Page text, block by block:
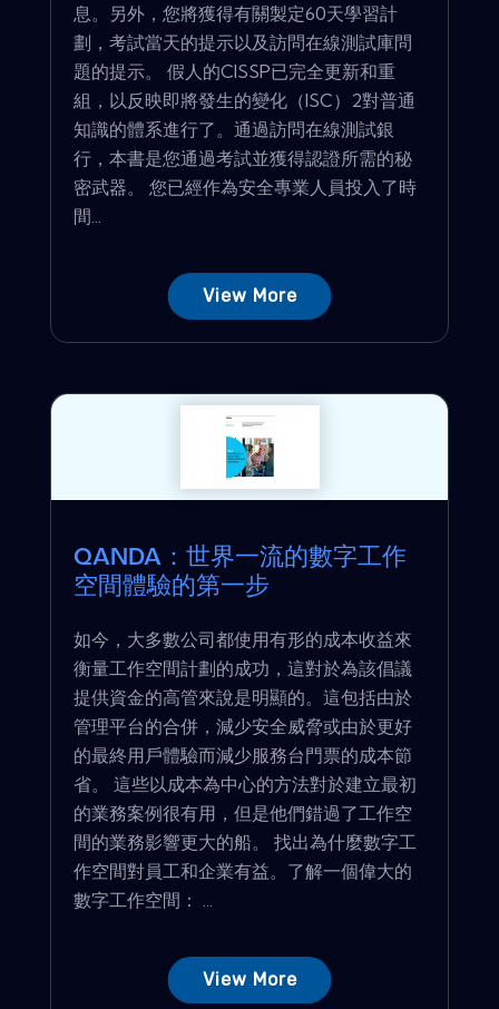
息。另外，您將獲得有關製定60天學習計
劃，考試當天的提示以及訪問在線測試庫問
題的提示。 假人的CISSP已完全更新和重
組，以反映即將發生的變化（ISC）2對普通
知識的體系進行了。通過訪問在線測試銀
行，本書是您通過考試並獲得認證所需的秘
密武器。 您已經作為安全專業人員投入了時
間...
View More
QANDA：世界一流的數字工作
空間體驗的第一步
如今，大多數公司都使用有形的成本收益來
衡量工作空間計劃的成功，這對於為該倡議
提供資金的高管來說是明顯的。這包括由於
管理平台的合併，減少安全威脅或由於更好
的最終用戶體驗而減少服務台門票的成本節
省。 這些以成本為中心的方法對於建立最初
的業務案例很有用，但是他們錯過了工作空
間的業務影響更大的船。 找出為什麼數字工
作空間對員工和企業有益。了解一個偉大的
數字工作空間： ...
View More